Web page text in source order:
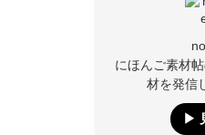
にほんご素材
材を発信
▶︎